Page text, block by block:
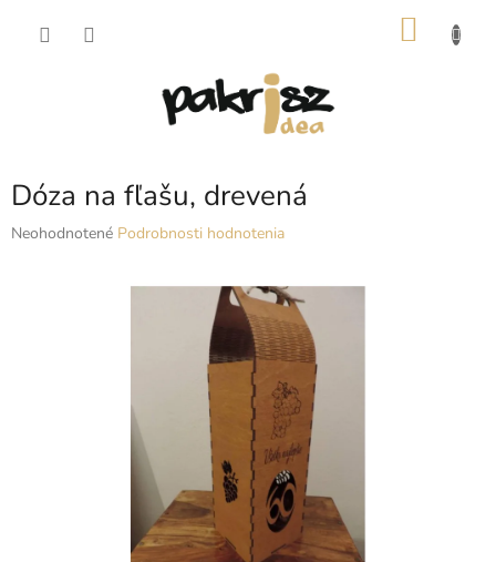
Dóza na fľašu, drevená
Priemerné
Neohodnotené Podrobnosti hodnotenia